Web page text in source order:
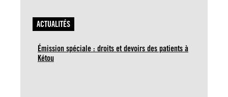
ACTUALITÉS
Émission spéciale : droits et devoirs des patients à
Kétou